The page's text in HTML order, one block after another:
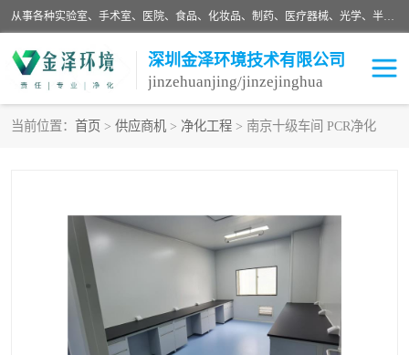
从事各种实验室、手术室、医院、食品、化妆品、制药、医疗器械、光学、半导体、精密电子等无尘车间行业的洁净车间装修设计、净化设备、恒温恒湿空调的设计制作与安装、净化系统工程项目施工及其技术支持服务。
深圳金泽环境技术有限公司
jinzehuanjing/jinzejinghua
当前位置： 首页 > 供应商机 > 净化工程 > 南京十级车间 PCR净化
手术室净化 GMP车间净化
医药车间净化 生命工程
生物实验室 食品饮料